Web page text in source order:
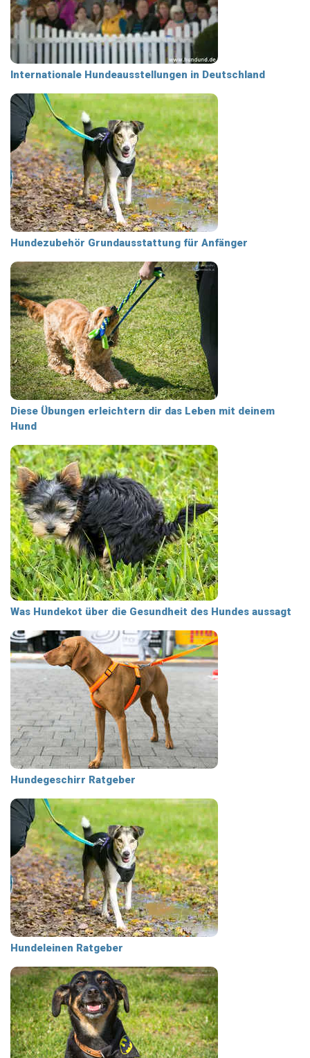
Internationale Hundeausstellungen in Deutschland
Hundezubehör Grundausstattung für Anfänger
Diese Übungen erleichtern dir das Leben mit deinem
Hund
Was Hundekot über die Gesundheit des Hundes aussagt
Hundegeschirr Ratgeber
Hundeleinen Ratgeber